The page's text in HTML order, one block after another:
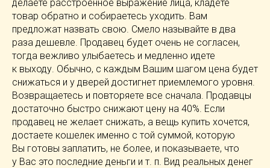
делаете расстроенное выражение лица, кладете
товар обратно и собираетесь уходить. Вам
предложат назвать свою. Смело называйте в два
раза дешевле. Продавец будет очень не согласен,
тогда вежливо улыбаетесь и медленно идете
к выходу. Обычно, с каждым Вашим шагом цена будет
снижаться и у дверей достигнет приемлемого уровня.
Возвращаетесь и повторяете все сначала. Продавцы
достаточно быстро снижают цену на 40%. Если
продавец не желает снижать, а вещь купить хочется,
достаете кошелек именно с той суммой, которую
Вы готовы заплатить, не более, и показываете, что
у Вас это последние деньги и т. п. Вид реальных денег